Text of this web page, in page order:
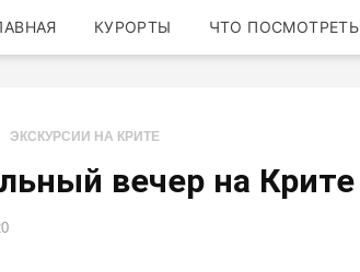
КУРОРТЫ ЧТО ПОСМОТРЕТЬ
ЭКСКУРСИИ НА КРИТЕ
вечер на Крите